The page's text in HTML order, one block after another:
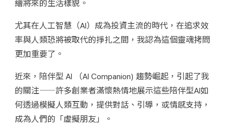
繪將來的生活樣貌。
尤其在人工智慧（AI）成為投資主流的時代，在追求效
率與人類恐將被取代的掙扎之間，我認為這個靈魂拷問
更加重要了。
近來，陪伴型 AI （AI Companion) 趨勢崛起，引起了我
的關注——許多創業者滿懷熱情地展示這些陪伴型AI如
何透過模擬人類互動，提供對話、引導，或情感支持，
成為人們的「虛擬朋友」。